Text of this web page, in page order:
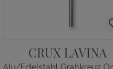
CRUX LAVINA